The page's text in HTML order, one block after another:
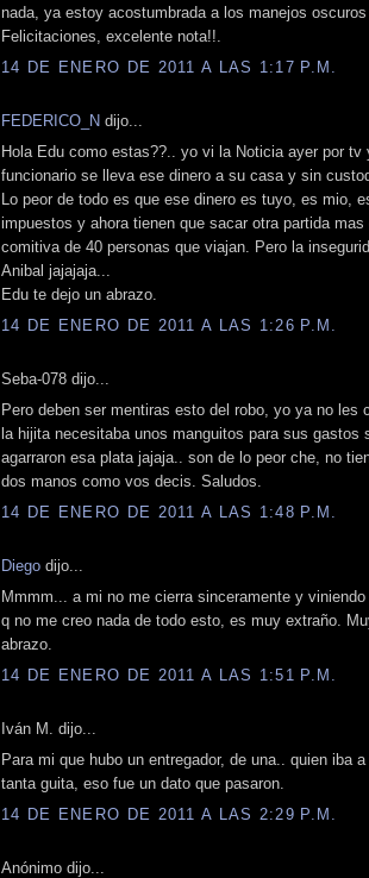
nada, ya estoy acostumbrada a los manejos
Felicitaciones, excelente nota!!.
14 DE ENERO DE 2011 A LAS 1:17 P.M.
FEDERICO_N dijo...
Hola Edu como estas??.. yo vi la Noticia ayer por tv
funcionario se lleva ese dinero a su casa y sin
Lo peor de todo es que ese dinero es tuyo, es mio,
impuestos y ahora tienen que sacar otra partida
comitiva de 40 personas que viajan. Pero la
Anibal jajajaja...
Edu te dejo un abrazo.
14 DE ENERO DE 2011 A LAS 1:26 P.M.
Seba-078 dijo...
Pero deben ser mentiras esto del robo, yo ya no les
la hijita necesitaba unos manguitos para sus
agarraron esa plata jajaja.. son de lo peor che, no
dos manos como vos decis. Saludos.
14 DE ENERO DE 2011 A LAS 1:48 P.M.
Diego dijo...
Mmmm... a mi no me cierra sinceramente y
q no me creo nada de todo esto, es muy extraño.
abrazo.
14 DE ENERO DE 2011 A LAS 1:51 P.M.
Iván M. dijo...
Para mi que hubo un entregador, de una.. quien iba
tanta guita, eso fue un dato que pasaron.
14 DE ENERO DE 2011 A LAS 2:29 P.M.
Anónimo dijo...